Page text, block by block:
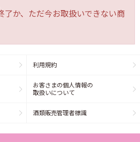
了か、ただ今お取扱いできない商
利用規約
お客さまの個人情報の
取扱いについて
酒類販売管理者標識